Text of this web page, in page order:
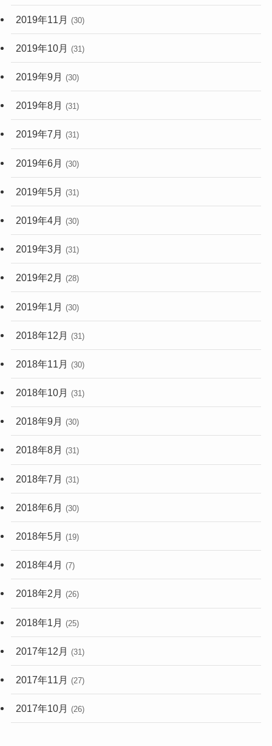
2019年11月 (30)
2019年10月 (31)
2019年9月 (30)
2019年8月 (31)
2019年7月 (31)
2019年6月 (30)
2019年5月 (31)
2019年4月 (30)
2019年3月 (31)
2019年2月 (28)
2019年1月 (30)
2018年12月 (31)
2018年11月 (30)
2018年10月 (31)
2018年9月 (30)
2018年8月 (31)
2018年7月 (31)
2018年6月 (30)
2018年5月 (19)
2018年4月 (7)
2018年2月 (26)
2018年1月 (25)
2017年12月 (31)
2017年11月 (27)
2017年10月 (26)